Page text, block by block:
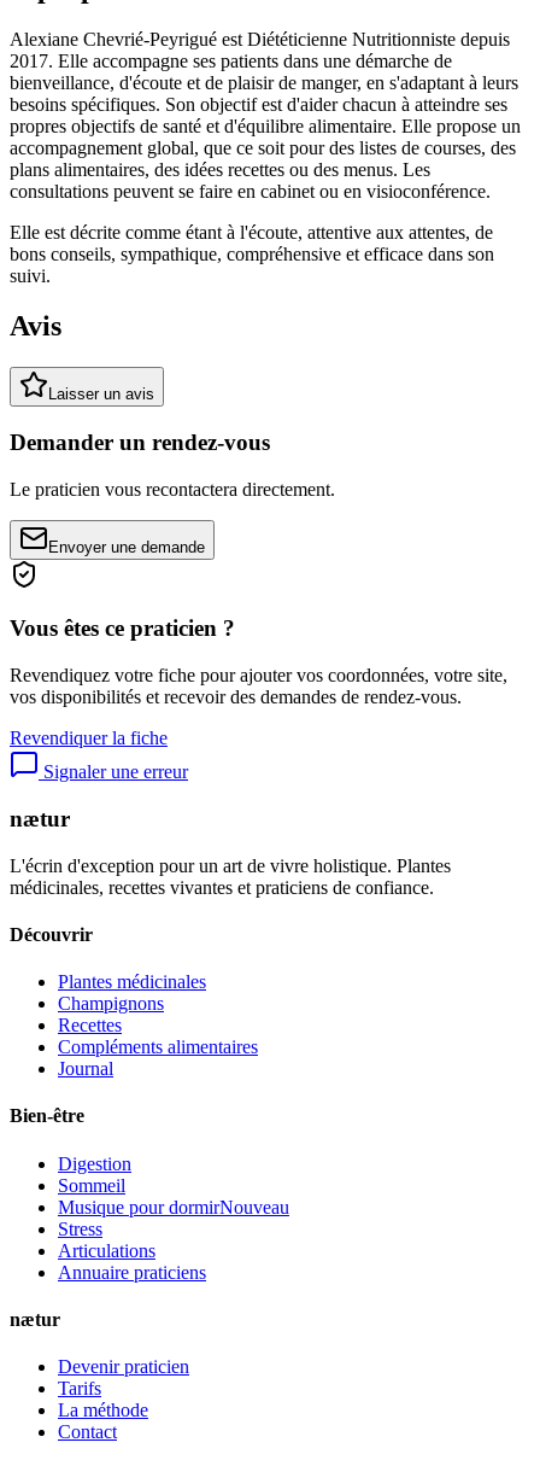
Alexiane Chevrié-Peyrigué est Diététicienne Nutritionniste depuis
2017. Elle accompagne ses patients dans une démarche de
bienveillance, d'écoute et de plaisir de manger, en s'adaptant à leurs
besoins spécifiques. Son objectif est d'aider chacun à atteindre ses
propres objectifs de santé et d'équilibre alimentaire. Elle propose un
accompagnement global, que ce soit pour des listes de courses, des
plans alimentaires, des idées recettes ou des menus. Les
consultations peuvent se faire en cabinet ou en visioconférence.
Elle est décrite comme étant à l'écoute, attentive aux attentes, de
bons conseils, sympathique, compréhensive et efficace dans son
suivi.
Avis
Laisser un avis
Demander un rendez-vous
Le praticien vous recontactera directement.
Envoyer une demande
Vous êtes ce praticien ?
Revendiquez votre fiche pour ajouter vos coordonnées, votre site,
vos disponibilités et recevoir des demandes de rendez-vous.
Revendiquer la fiche
Signaler une erreur
nætur
L'écrin d'exception pour un art de vivre holistique. Plantes
médicinales, recettes vivantes et praticiens de confiance.
Découvrir
Plantes médicinales
Champignons
Recettes
Compléments alimentaires
Journal
Bien-être
Digestion
Sommeil
Musique pour dormirNouveau
Stress
Articulations
Annuaire praticiens
nætur
Devenir praticien
Tarifs
La méthode
Contact